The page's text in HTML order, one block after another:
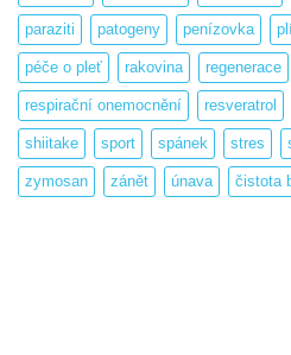
paraziti patogeny penízovka
péče o pleť rakovina regenerace
respirační onemocnění resveratrol
shiitake sport spánek stres
zymosan zánět únava čistota